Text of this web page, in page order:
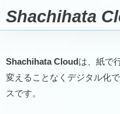
Shachihata
Shachihata Cloudは、紙で
変えることなくデジタル化
スです。